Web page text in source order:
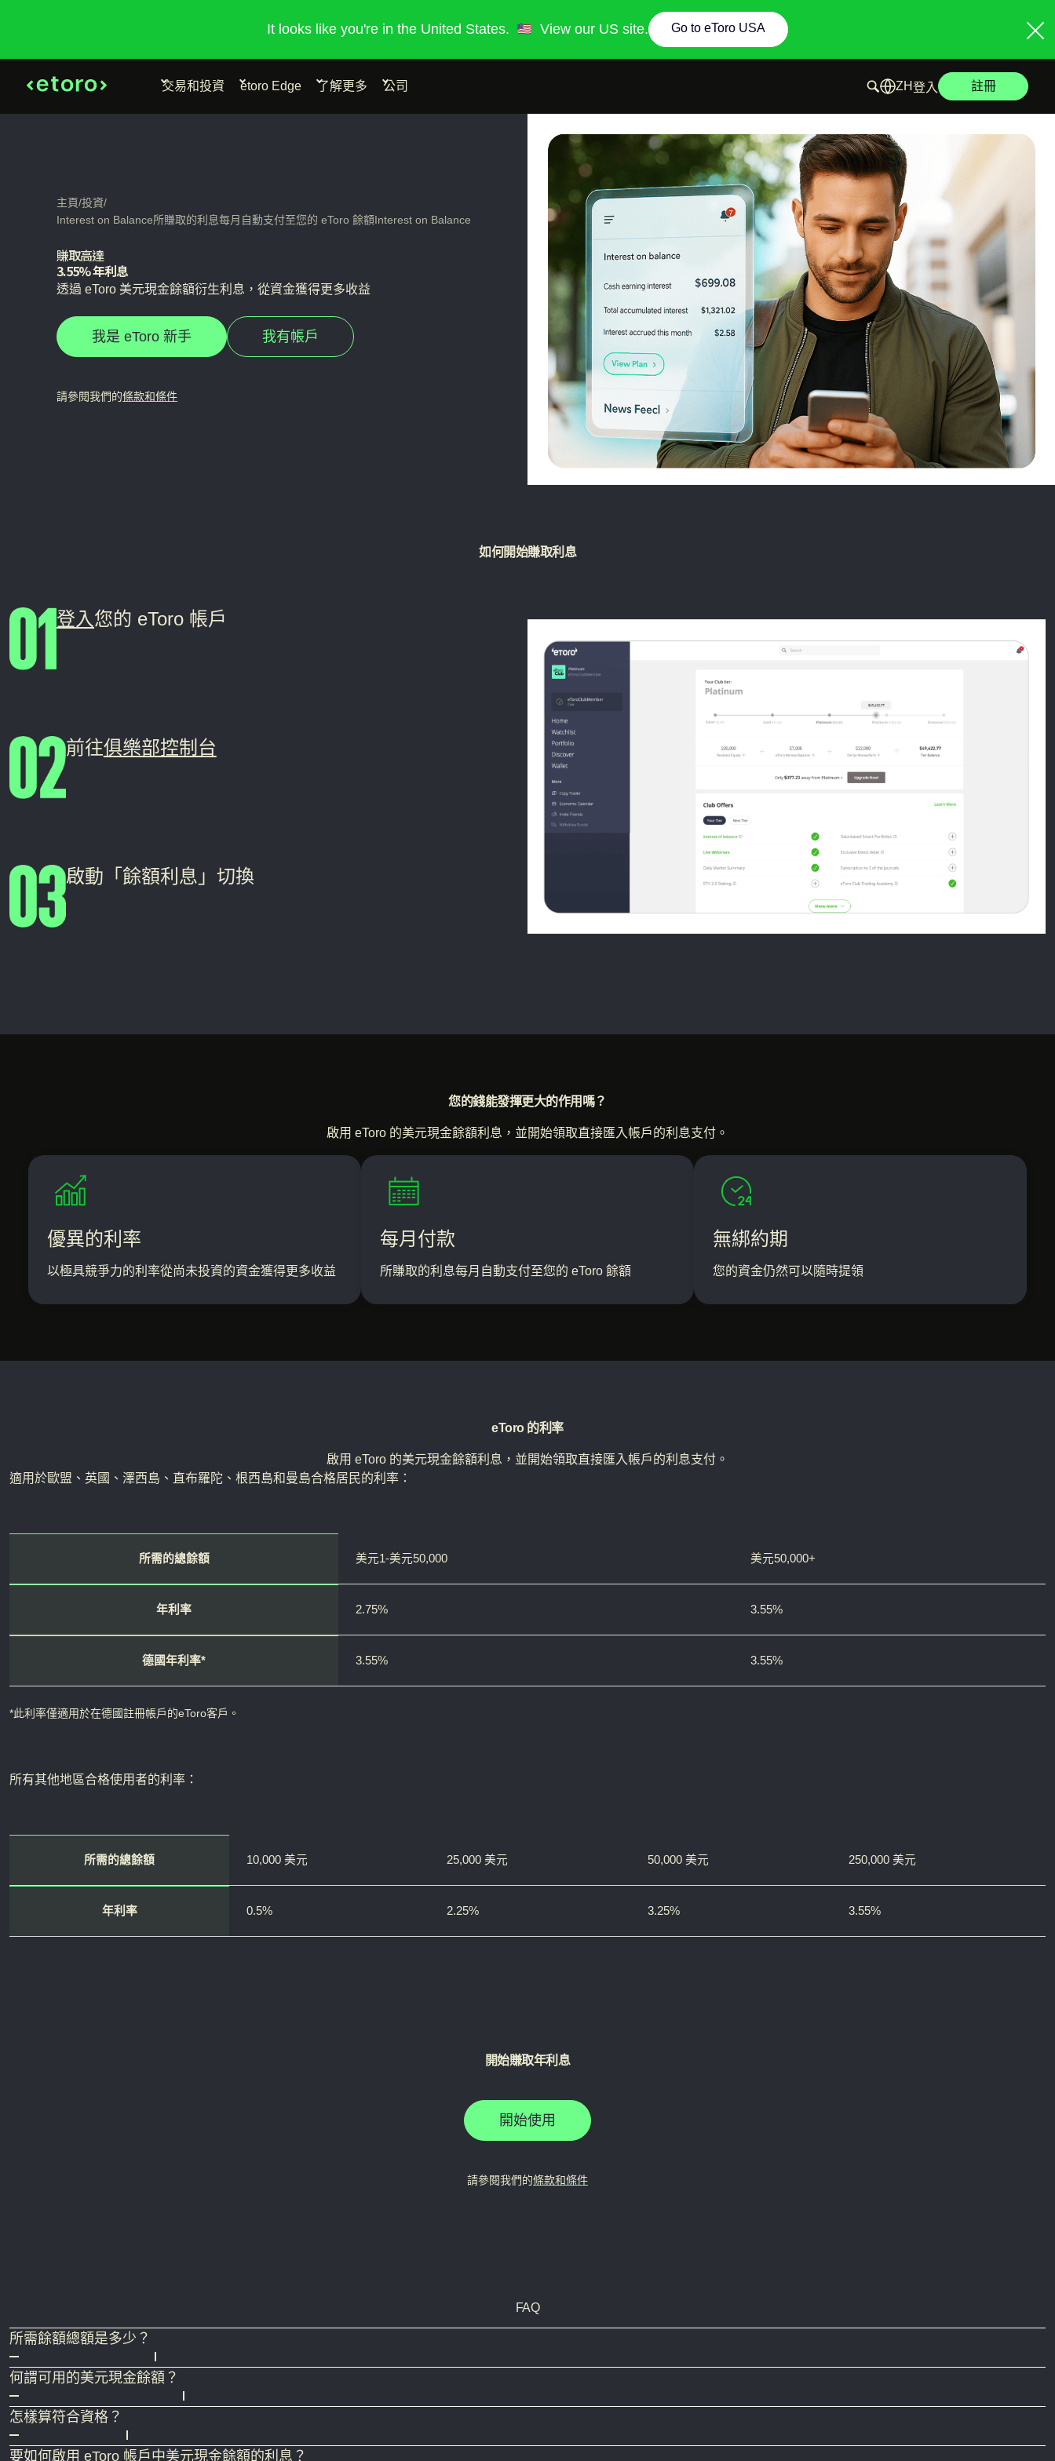
It looks like you're in the United States. View our US site. Go to eToro USA
交易和投資 etoro Edge 了解更多 公司 登入 註冊
主頁/投資/
Interest on Balance所賺取的利息每月自動支付至您的 eToro 餘額Interest on Balance
賺取高達
3.55% 年利息
透過 eToro 美元現金餘額衍生利息，從資金獲得更多收益
我是 eToro 新手 我有帳戶
請參閱我們的條款和條件
如何開始賺取利息
登入您的 eToro 帳戶
前往俱樂部控制台
啟動「餘額利息」切換
您的錢能發揮更大的作用嗎？
啟用 eToro 的美元現金餘額利息，並開始領取直接匯入帳戶的利息支付。
優異的利率
以極具競爭力的利率從尚未投資的資金獲得更多收益
每月付款
所賺取的利息每月自動支付至您的 eToro 餘額
無綁約期
您的資金仍然可以隨時提領
eToro 的利率
啟用 eToro 的美元現金餘額利息，並開始領取直接匯入帳戶的利息支付。
適用於歐盟、英國、澤西島、直布羅陀、根西島和曼島合格居民的利率：
所需的總餘額 美元1-美元50,000 美元50,000+
年利率 2.75% 3.55%
德國年利率* 3.55% 3.55%
*此利率僅適用於在德國註冊帳戶的eToro客戶。
所有其他地區合格使用者的利率：
所需的總餘額 10,000 美元 25,000 美元 50,000 美元 250,000 美元
年利率 0.5% 2.25% 3.25% 3.55%
開始賺取年利息
開始使用
請參閱我們的條款和條件
FAQ
所需餘額總額是多少？
您所獲的利率與所需餘額總額挂鈎，也就是您帳戶中的已實現權益總額，包括投資資金和可用現金餘額。
請注意，您所獲的利率與 所需餘額總額
何謂可用的美元現金餘額？
可用的美元現金餘額包括客戶交易帳戶中目前未投資的資金，且是賺取利息支付的金額。
支付複利，即客戶可以從保留在帳戶餘額的先前利息款項賺取利息。
怎樣算符合資格？
利息根據您可用現金餘額和您的俱樂部等級按日計算，按月支付。
要如何啟用 eToro 帳戶中美元現金餘額的利息？